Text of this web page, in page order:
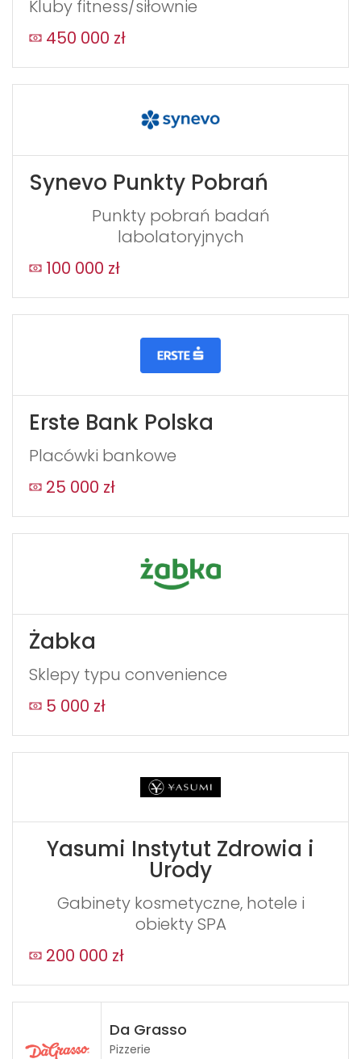
Kluby fitness/siłownie
450 000 zł
Synevo Punkty Pobrań
Punkty pobrań badań
labolatoryjnych
100 000 zł
Erste Bank Polska
Placówki bankowe
25 000 zł
Żabka
Sklepy typu convenience
5 000 zł
Yasumi Instytut Zdrowia i
Urody
Gabinety kosmetyczne, hotele i
obiekty SPA
200 000 zł
Da Grasso
Pizzerie